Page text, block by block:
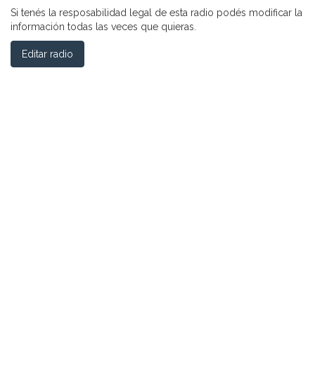
Si tenés la resposabilidad legal de esta radio podés modificar la
información todas las veces que quieras.
Editar radio